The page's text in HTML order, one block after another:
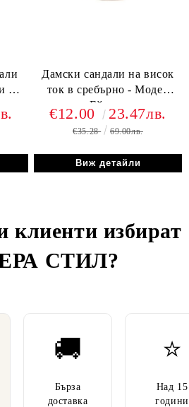
в
Дамски сандали на висок
ток в сребърно - Модел
Ейлин.
€12.00 23.47лв.
€35.28 69.00лв.
Виж детайли
клиенти избират
СТИЛ?
🚚
Бърза
доставка
⭐
Над 15
години